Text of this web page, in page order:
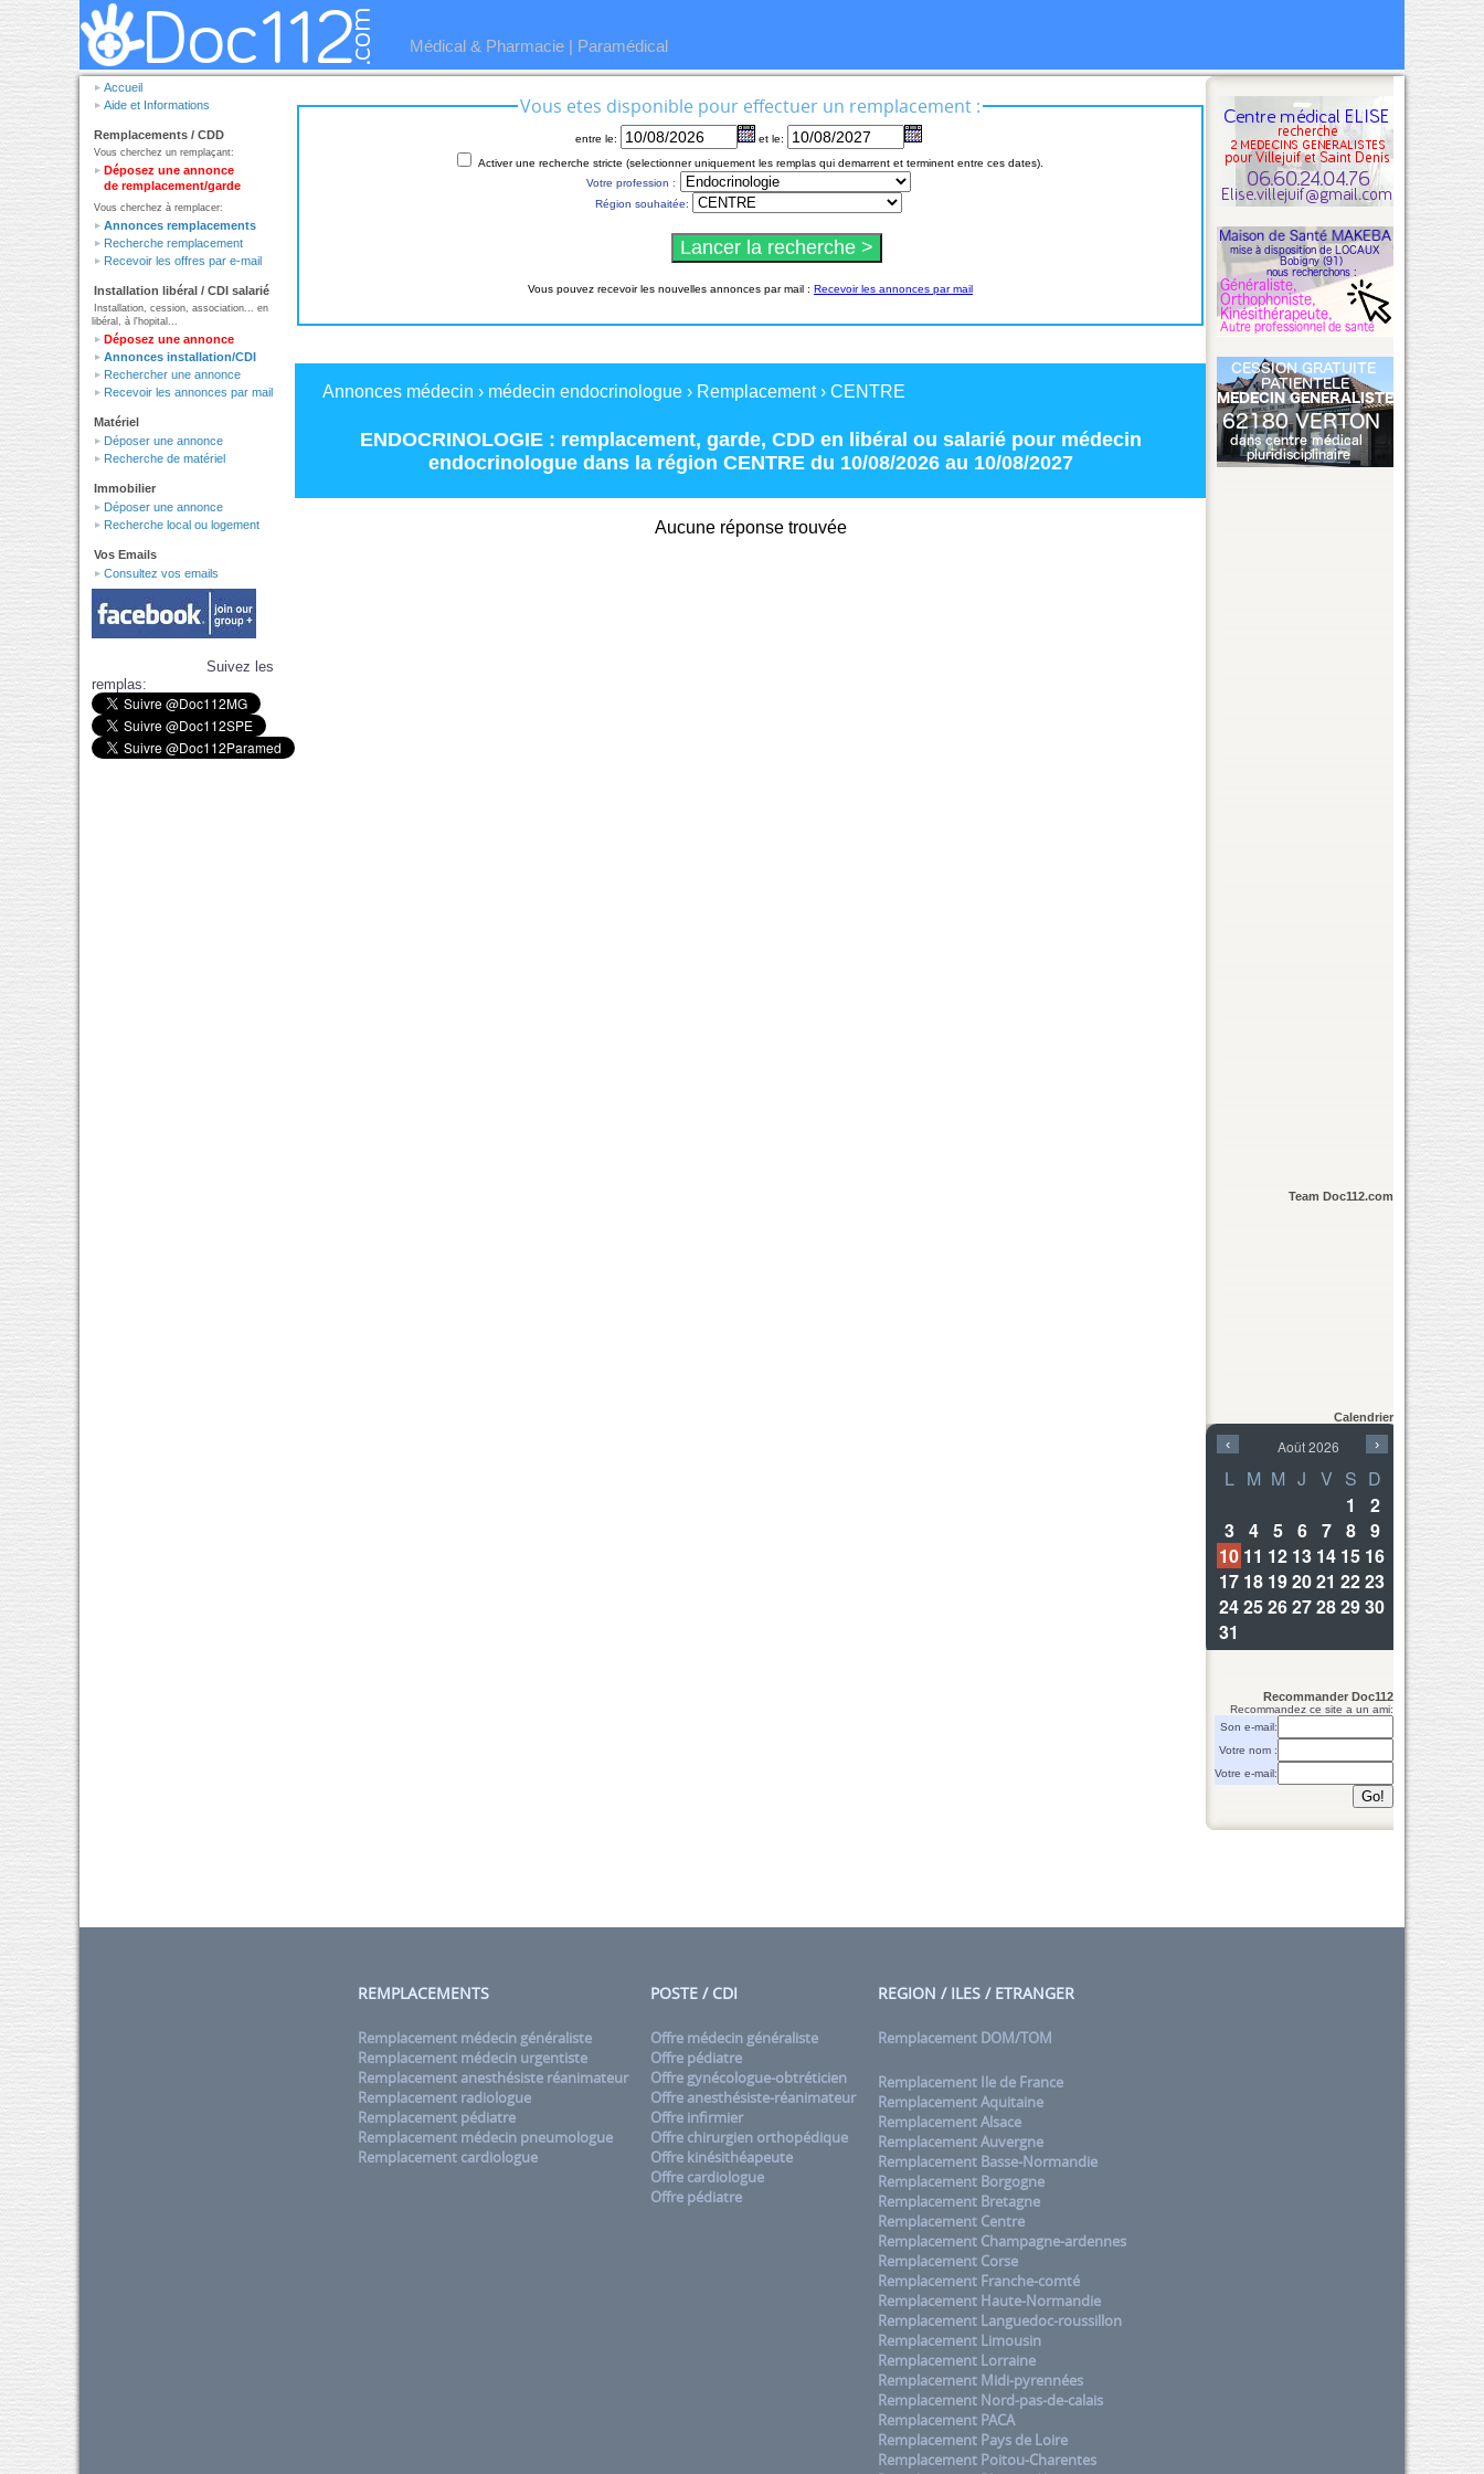
Médical & Pharmacie | Paramédical
Accueil
Aide et Informations
Remplacements / CDD
Vous cherchez un remplaçant:
Déposez une annonce
de remplacement/garde
Vous cherchez à remplacer:
Annonces remplacements
Recherche remplacement
Recevoir les offres par e-mail
Installation libéral / CDI salarié
Installation, cession, association... en
libéral, à l'hopital...
Déposez une annonce
Annonces installation/CDI
Rechercher une annonce
Recevoir les annonces par mail
Matériel
Déposer une annonce
Recherche de matériel
Immobilier
Déposer une annonce
Recherche local ou logement
Vos Emails
Consultez vos emails
Suivez les
remplas:
Vous etes disponible pour effectuer un remplacement :
entre le:
et le:
Activer une recherche stricte (selectionner uniquement les remplas qui demarrent et terminent entre ces dates).
Votre profession :
Région souhaitée:
Vous pouvez recevoir les nouvelles annonces par mail : Recevoir les annonces par mail
Annonces médecin › médecin endocrinologue › Remplacement › CENTRE
ENDOCRINOLOGIE : remplacement, garde, CDDen libéral ou salariépour médecin
endocrinologuedans la région CENTREdu 10/08/2026 au 10/08/2027
Aucune réponse trouvée
Team Doc112.com
Calendrier
Recommander Doc112
Recommandez ce site a un ami:
Son e-mail:
Votre nom :
Votre e-mail:
REMPLACEMENTS
Remplacement médecin généraliste
Remplacement médecin urgentiste
Remplacement anesthésiste réanimateur
Remplacement radiologue
Remplacement pédiatre
Remplacement médecin pneumologue
Remplacement cardiologue
POSTE / CDI
Offre médecin généraliste
Offre pédiatre
Offre gynécologue-obtréticien
Offre anesthésiste-réanimateur
Offre infirmier
Offre chirurgien orthopédique
Offre kinésithéapeute
Offre cardiologue
Offre pédiatre
REGION / ILES / ETRANGER
Remplacement DOM/TOM
Remplacement Ile de France
Remplacement Aquitaine
Remplacement Alsace
Remplacement Auvergne
Remplacement Basse-Normandie
Remplacement Borgogne
Remplacement Bretagne
Remplacement Centre
Remplacement Champagne-ardennes
Remplacement Corse
Remplacement Franche-comté
Remplacement Haute-Normandie
Remplacement Languedoc-roussillon
Remplacement Limousin
Remplacement Lorraine
Remplacement Midi-pyrennées
Remplacement Nord-pas-de-calais
Remplacement PACA
Remplacement Pays de Loire
Remplacement Poitou-Charentes